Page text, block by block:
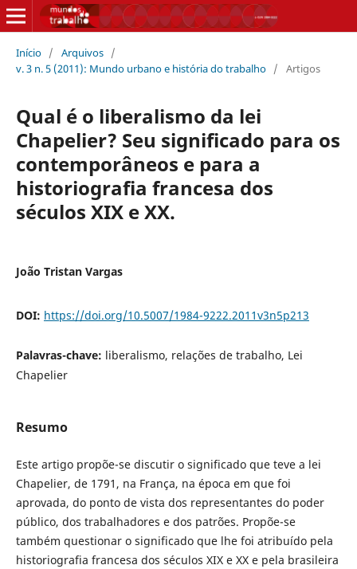
Início / Arquivos /
v. 3 n. 5 (2011): Mundo urbano e história do trabalho / Artigos
Qual é o liberalismo da lei
Chapelier? Seu significado para os
contemporâneos e para a
historiografia francesa dos
séculos XIX e XX.
João Tristan Vargas
DOI: https://doi.org/10.5007/1984-9222.2011v3n5p213
Palavras-chave: liberalismo, relações de trabalho, Lei
Chapelier
Resumo
Este artigo propõe-se discutir o significado que teve a lei
Chapelier, de 1791, na França, na época em que foi
aprovada, do ponto de vista dos representantes do poder
público, dos trabalhadores e dos patrões. Propõe-se
também questionar o significado que lhe foi atribuído pela
historiografia francesa dos séculos XIX e XX e pela brasileira